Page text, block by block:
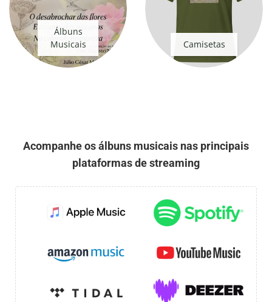
Álbuns
Musicais
Camisetas
Acompanhe os álbuns musicais nas principais
plataformas de streaming